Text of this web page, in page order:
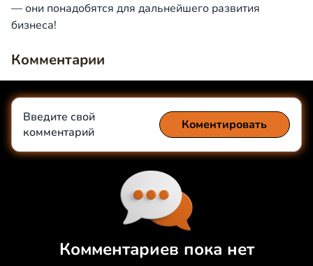
— они понадобятся для дальнейшего развития
бизнеса!
Комментарии
Комментариев пока нет
Введите свой
комментарий
Коментировать
Коментировать